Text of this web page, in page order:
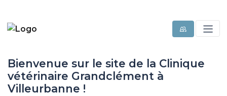
Bienvenue sur le site de la Clinique
vétérinaire Grandclément à
Villeurbanne !